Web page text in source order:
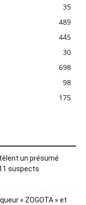
35
489
445
30
698
98
175
un présumé
suspects
« ZOGOTA » et